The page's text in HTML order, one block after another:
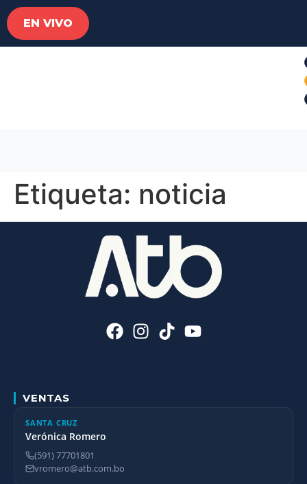
EN VIVO
Etiqueta: noticia
VENTAS
SANTA CRUZ
Verónica Romero
(591) 77701801
vromero@atb.com.bo